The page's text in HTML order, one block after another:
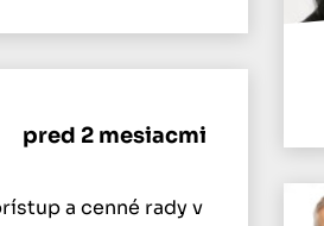
pred 2 mesiacmi
a cenné rady v